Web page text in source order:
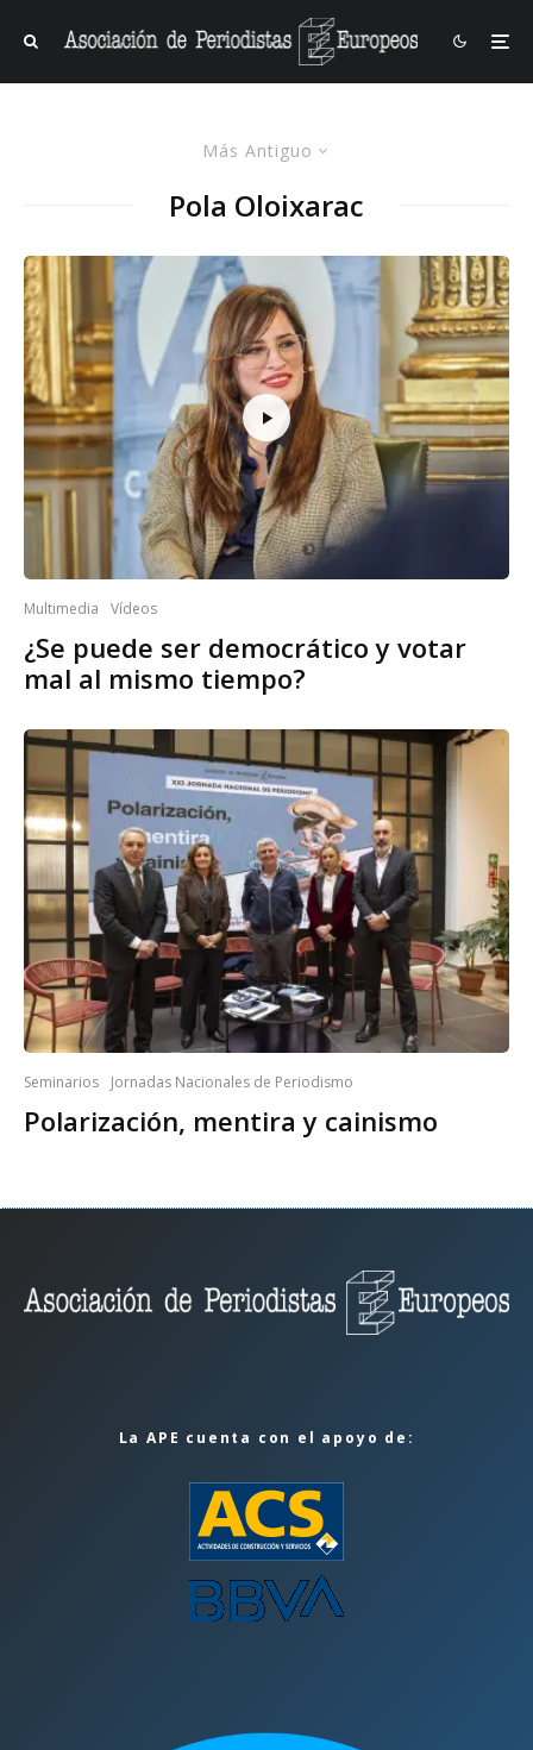
Más Antiguo
Pola Oloixarac
Multimedia Vídeos
¿Se puede ser democrático y votar
mal al mismo tiempo?
Seminarios Jornadas Nacionales de Periodismo
Polarización, mentira y cainismo
La APE cuenta con el apoyo de: